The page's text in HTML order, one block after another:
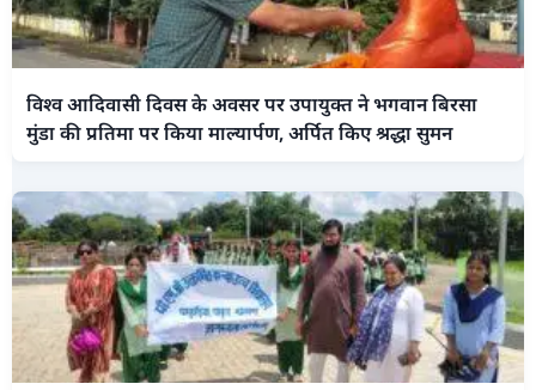
विश्व आदिवासी दिवस के अवसर पर उपायुक्त ने भगवान बिरसा
मुंडा की प्रतिमा पर किया माल्यार्पण, अर्पित किए श्रद्धा सुमन